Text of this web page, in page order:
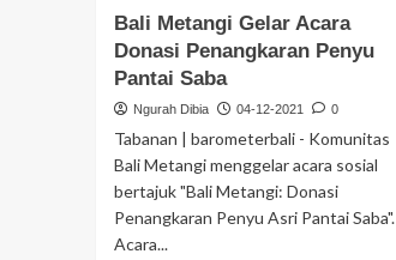
Bali Metangi Gelar Acara
Donasi Penangkaran Penyu
Pantai Saba
Ngurah Dibia 04-12-2021 0
Tabanan | barometerbali - Komunitas
Bali Metangi menggelar acara sosial
bertajuk "Bali Metangi: Donasi
Penangkaran Penyu Asri Pantai Saba".
Acara...